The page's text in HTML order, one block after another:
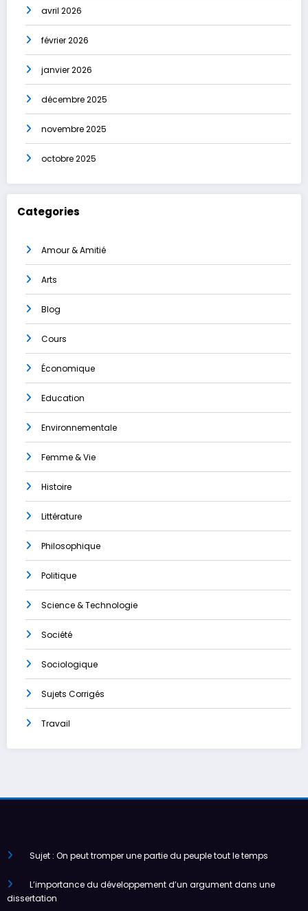
avril 2026
février 2026
janvier 2026
décembre 2025
novembre 2025
octobre 2025
Categories
Amour & Amitié
Arts
Blog
Cours
Économique
Education
Environnementale
Femme & Vie
Histoire
Littérature
Philosophique
Politique
Science & Technologie
Société
Sociologique
Sujets Corrigés
Travail
Sujet : On peut tromper une partie du peuple tout le temps
L’importance du développement d’un argument dans une
dissertation